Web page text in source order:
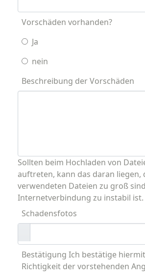
Vorschäden vorhanden?
Ja
nein
Beschreibung der Vorschäden
Sollten beim Hochladen von
auftreten, kann das daran liegen,
verwendeten Dateien zu groß
Internetverbindung zu instabil ist.
Schadensfotos
Bestätigung Ich bestätige
Richtigkeit der vorstehenden